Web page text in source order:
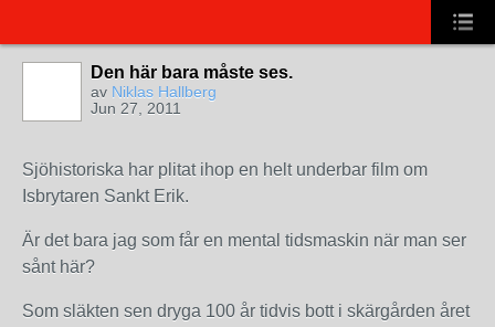
Den här bara måste ses.
av Niklas Hallberg
Jun 27, 2011
Sjöhistoriska har plitat ihop en helt underbar film om
Isbrytaren Sankt Erik.
Är det bara jag som får en mental tidsmaskin när man ser
sånt här?
Som släkten sen dryga 100 år tidvis bott i skärgården året